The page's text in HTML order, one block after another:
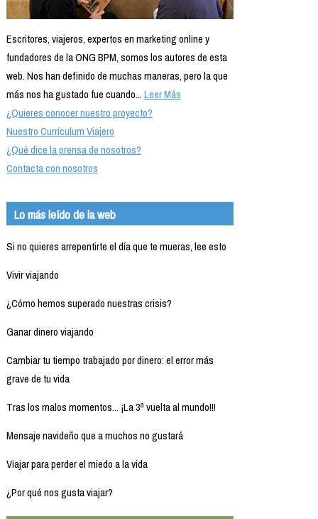
Escritores, viajeros, expertos en marketing online y
fundadores de la ONG BPM, somos los autores de esta
web. Nos han definido de muchas maneras, pero la que
más nos ha gustado fue cuando...Leer Más
¿Quieres conocer nuestro proyecto?
Nuestro Currículum Viajero
¿Qué dice la prensa de nosotros?
Contacta con nosotros
Lo más leído de la web
Si no quieres arrepentirte el día que te mueras, lee esto
Vivir viajando
¿Cómo hemos superado nuestras crisis?
Ganar dinero viajando
Cambiar tu tiempo trabajado por dinero: el error más
grave de tu vida
Tras los malos momentos... ¡La 3ª vuelta al mundo!!!
Mensaje navideño que a muchos no gustará
Viajar para perder el miedo a la vida
¿Por qué nos gusta viajar?